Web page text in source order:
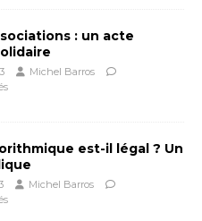
: un acte
Michel Barros
est-il légal ? Un
Michel Barros